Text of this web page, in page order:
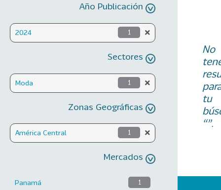
Año Publicación
2024 1
Sectores
Moda 1
Zonas Geográficas
América Central 1
Mercados
Panamá 1
No
tu
“”.